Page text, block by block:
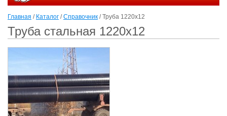
Главная / Каталог /Справочник / Труба 1220х12
Труба стальная 1220х12